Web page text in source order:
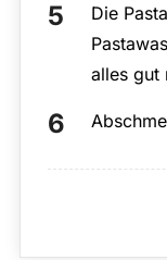
Die
alles gut